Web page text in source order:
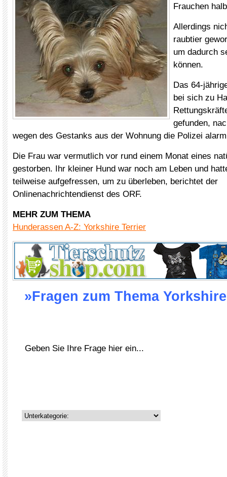
Frauchen
Allerdings
raubtier
um dadurch
können.
Das 64-
bei sich zu
gefunden,
wegen des Gestanks aus der Wohnung die Polizei
Die Frau war vermutlich vor rund einem Monat eines
gestorben. Ihr kleiner Hund war noch am Leben und
teilweise aufgefressen, um zu überleben, berichtet der
Onlinenachrichtendienst des ORF.
MEHR ZUM THEMA
Hunderassen A-Z: Yorkshire Terrier
»Fragen zum Thema